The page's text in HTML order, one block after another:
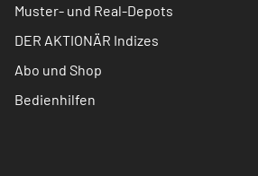
Muster- und Real-Depots
DER AKTIONÄR Indizes
Abo und Shop
Bedienhilfen